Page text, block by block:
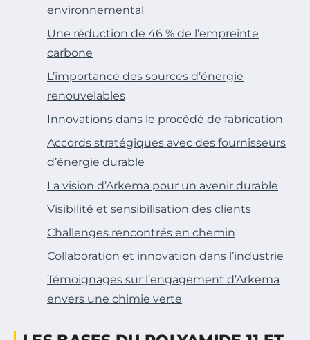
environnemental
Une réduction de 46 % de l’empreinte
carbone
L’importance des sources d’énergie
renouvelables
Innovations dans le procédé de fabrication
Accords stratégiques avec des fournisseurs
d’énergie durable
La vision d’Arkema pour un avenir durable
Visibilité et sensibilisation des clients
Challenges rencontrés en chemin
Collaboration et innovation dans l’industrie
Témoignages sur l’engagement d’Arkema
envers une chimie verte